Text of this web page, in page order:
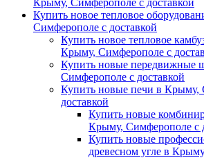
Крыму, Симферополе с доставкой
Купить новое тепловое
Симферополе с доставкой
Купить новое тепловое
Крыму, Симферополе с
Купить новые передвижные
Симферополе с доставкой
Купить новые печи в Крыму,
доставкой
Купить новые
Крыму, Симферополе с
Купить новые
древесном угле в